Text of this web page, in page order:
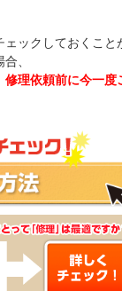
ェックしておくこと
、
修理依頼前に今一度